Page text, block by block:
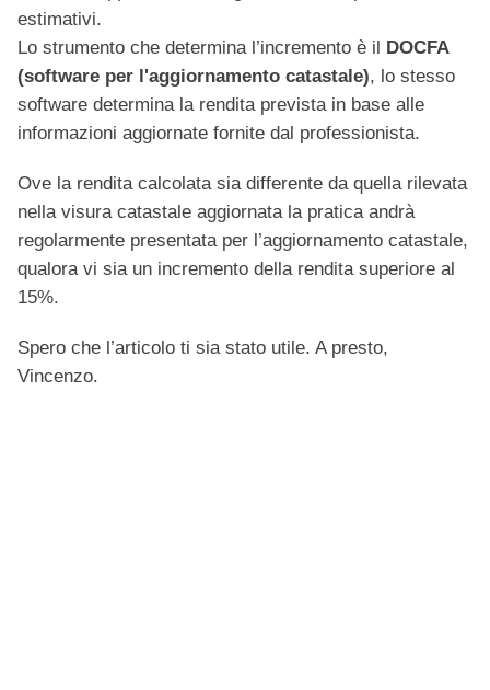
estimativi.
Lo strumento che determina l’incremento è il
DOCFA
(software per l'aggiornamento catastale), lo stesso
software determina la rendita prevista in base alle
informazioni aggiornate fornite dal professionista.
Ove la rendita calcolata sia differente da quella rilevata
nella visura catastale aggiornata la pratica andrà
regolarmente presentata per l’aggiornamento catastale,
qualora vi sia un incremento della rendita superiore al
15%.
Spero che l’articolo ti sia stato utile. A presto,
Vincenzo.